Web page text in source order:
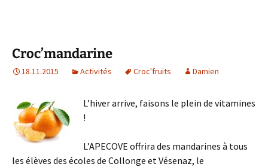
Croc’mandarine
18.11.2015 Activités Croc'fruits Damien
L’hiver arrive, faisons le plein de vitamines
!
L’APECOVE offrira des mandarines à tous
les élèves des écoles de Collonge et Vésenaz, le